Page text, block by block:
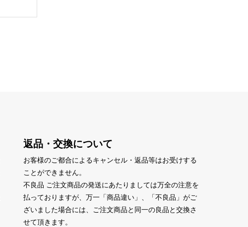
返品・交換について
お客様のご都合によるキャンセル・返品等はお受けする
ことができません。
不良品 ご注文商品の発送にあたりましては万全の注意を
払っておりますが、万一「商品違い」、「不良品」がご
ざいました場合には、ご注文商品と同一の良品と交換さ
せて頂きます。